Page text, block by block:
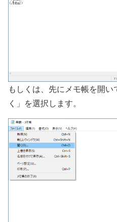
もしくは、先にメモ帳を開
く」を選択します。